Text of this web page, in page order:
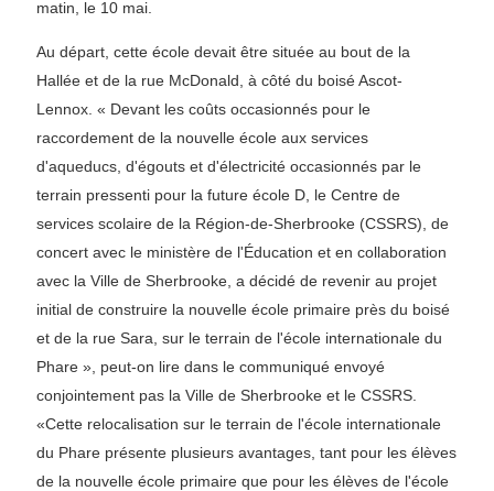
matin, le 10 mai.
Au départ, cette école devait être située au bout de la
Hallée et de la rue McDonald, à côté du boisé Ascot-
Lennox. « Devant les coûts occasionnés pour le
raccordement de la nouvelle école aux services
d'aqueducs, d'égouts et d'électricité occasionnés par le
terrain pressenti pour la future école D, le Centre de
services scolaire de la Région-de-Sherbrooke (CSSRS), de
concert avec le ministère de l'Éducation et en collaboration
avec la Ville de Sherbrooke, a décidé de revenir au projet
initial de construire la nouvelle école primaire près du boisé
et de la rue Sara, sur le terrain de l'école internationale du
Phare », peut-on lire dans le communiqué envoyé
conjointement pas la Ville de Sherbrooke et le CSSRS.
«Cette relocalisation sur le terrain de l'école internationale
du Phare présente plusieurs avantages, tant pour les élèves
de la nouvelle école primaire que pour les élèves de l'école